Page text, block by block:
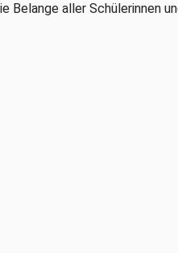
aller Schülerinnen